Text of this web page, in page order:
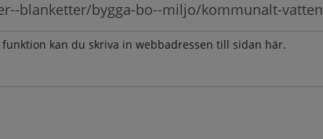
kan du skriva in webbadressen till sidan här.